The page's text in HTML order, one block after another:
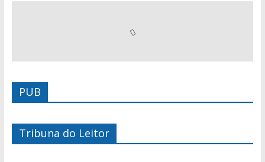
PUB
Tribuna do Leitor